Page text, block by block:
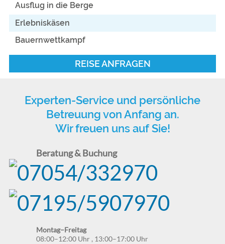
Ausflug in die Berge
Erlebniskäsen
Bauernwettkampf
REISE ANFRAGEN
Experten-Service und persönliche
Betreuung von Anfang an.
Wir freuen uns auf Sie!
Beratung & Buchung
Montag–Freitag
08:00–12:00 Uhr , 13:00–17:00 Uhr